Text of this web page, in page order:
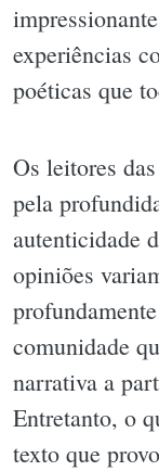
experiências
poéticas que
Os leitores
pela
autenticidade
opiniões
comunidade
narrativa a
Entretanto, o
texto que